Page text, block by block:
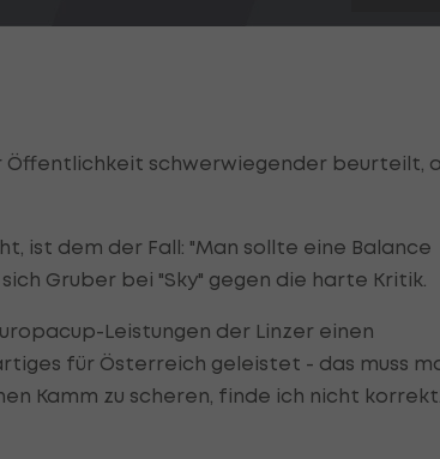
Öffentlichkeit schwerwiegender beurteilt,
ist dem der Fall: "Man sollte eine Balance
Gruber bei "Sky" gegen die harte Kritik.
Leistungen der Linzer einen
für Österreich geleistet - das muss
Kamm zu scheren, finde ich nicht